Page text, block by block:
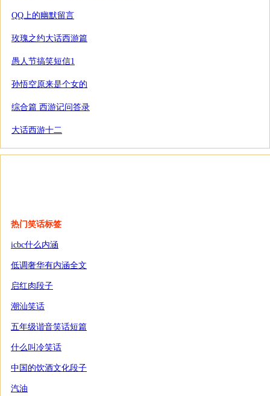
QQ上的幽默留言
玫瑰之约大话西游篇
愚人节搞笑短信1
孙悟空原来是个女的
综合篇 西游记问答录
大话西游十二
热门笑话标签
icbc什么内涵
低调奢华有内涵全文
启红肉段子
潮汕笑话
五年级谐音笑话短篇
什么叫冷笑话
中国的饮酒文化段子
汽油